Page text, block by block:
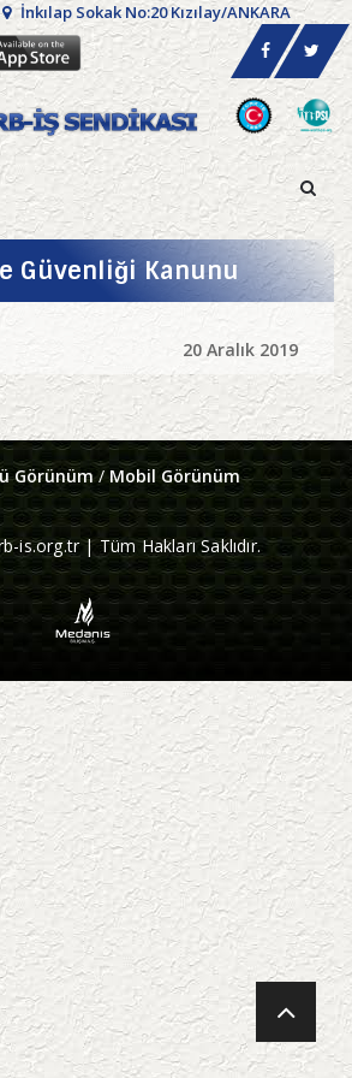
İnkılap Sokak No:20 Kızılay/ANKARA
Güvenliği Kanunu
20 Aralık 2019
Görünüm/ Mobil Görünüm
is.org.tr | Tüm Hakları Saklıdır.